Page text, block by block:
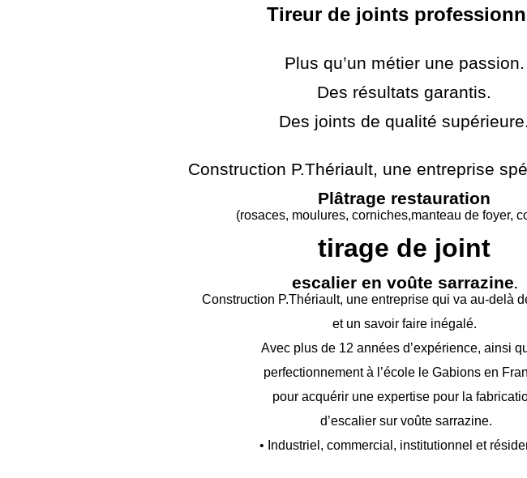
Tireur de joints
Plus qu’un métier une passion.
Des résultats garantis.
Des joints de qualité supérieure.
Construction P.Thériault, une entreprise
Plâtrage restauration
(rosaces, moulures, corniches,manteau de foyer,
tirage de joint
escalier en voûte sarrazine.
Construction P.Thériault, une entreprise qui va au-delà
et un savoir faire inégalé.
Avec plus de 12 années d’expérience, ainsi
perfectionnement à l’école le Gabions en
pour acquérir une expertise pour la
d’escalier sur voûte sarrazine.
• Industriel, commercial, institutionnel et